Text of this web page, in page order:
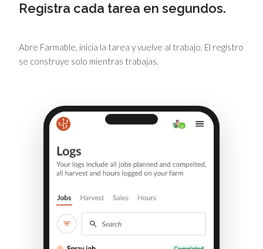
Registra cada tarea en segundos.
Abre Farmable, inicia la tarea y vuelve al trabajo. El registro
se construye solo mientras trabajas.